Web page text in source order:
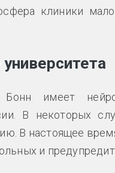
клиники
имеет
В некоторых
В настоящее
и